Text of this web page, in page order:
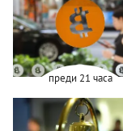
преди 21 часа